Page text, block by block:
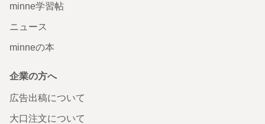
minne学習帖
ニュース
minneの本
企業の方へ
広告出稿について
大口注文について